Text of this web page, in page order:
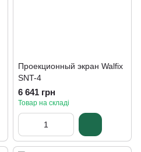
Проекционный экран Walfix
SNT-4
6 641 грн
Товар на складі